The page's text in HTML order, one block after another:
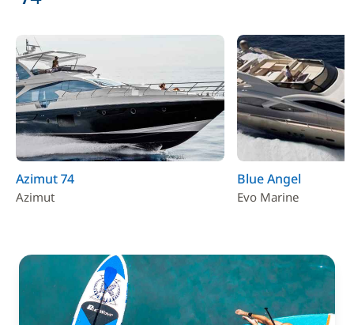
Azimut 74
Azimut
Blue Angel
Evo Marine